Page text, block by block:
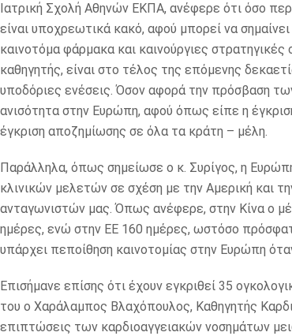
Ιατρική Σχολή Αθηνών ΕΚΠΑ, ανέφερε ότι όσο
είναι υποχρεωτικά κακό, αφού μπορεί να
καινοτόμα φάρμακα και καινούργιες
καθηγητής, είναι στο τέλος της επόμενης
υποδόριες ενέσεις. Όσον αφορά την πρόσβαση
ανισότητα στην Ευρώπη, αφού όπως είπε η
έγκριση αποζημίωσης σε όλα τα κράτη – μέλη.
Παράλληλα, όπως σημείωσε ο κ. Συρίγος, η
κλινικών μελετών σε σχέση με την Αμερική και
ανταγωνιστών μας. Όπως ανέφερε, στην Κίνα ο
ημέρες, ενώ στην ΕΕ 160 ημέρες, ωστόσο
υπάρχει πεποίθηση καινοτομίας στην Ευρώπη
Επισήμανε επίσης ότι έχουν εγκριθεί 35
του ο Χαράλαμπος Βλαχόπουλος, Καθηγητής
επιπτώσεις των καρδιοαγγειακών νοσημάτων